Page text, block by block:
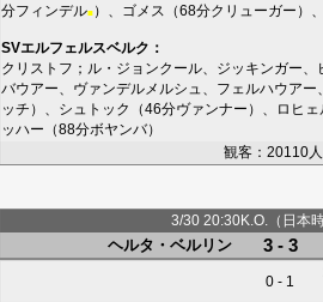
分フィンデル■ ）、 ゴメス （68分クリューガー ）、
SVエルフェルスベルク ：
クリストフ ； ル・ジョンクール ジッキンガー
バウアー
ヴァンデルメルシュ フェルハウアー
ッチ ）、 シュトック （46分ヴァンナー ）、 ロヒェ
ッハー （88分ボヤンバ）
観客：20110
3/30 20:30K.O.（日本
ヘルタ・ベルリン 3 - 3
0 - 1